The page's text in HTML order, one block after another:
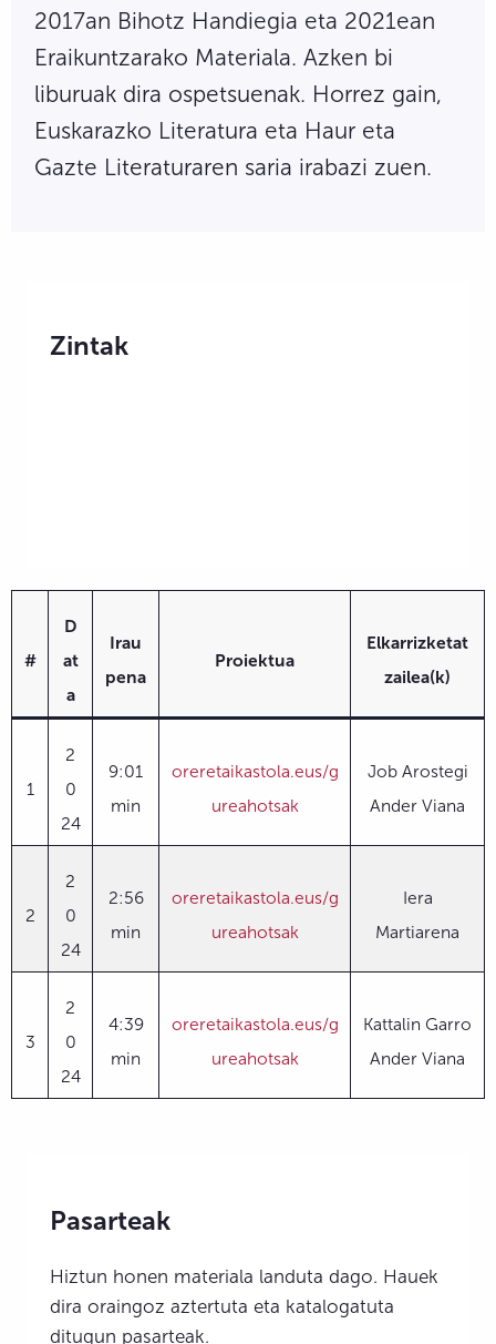
2017an Bihotz Handiegia eta 2021ean
Eraikuntzarako Materiala. Azken bi
liburuak dira ospetsuenak. Horrez gain,
Euskarazko Literatura eta Haur eta
Gazte Literaturaren saria irabazi zuen.
Zintak
#
D
at
a
Irau
pena
Proiektua
Elkarrizketat
zailea(k)
1
2
0
24
9:01
min
oreretaikastola.eus/g
ureahotsak
Job Arostegi
Ander Viana
2
2
0
24
2:56
min
oreretaikastola.eus/g
ureahotsak
Iera
Martiarena
3
2
0
24
4:39
min
oreretaikastola.eus/g
ureahotsak
Kattalin Garro
Ander Viana
Pasarteak
Hiztun honen materiala landuta dago. Hauek
dira oraingoz aztertuta eta katalogatuta
ditugun pasarteak.